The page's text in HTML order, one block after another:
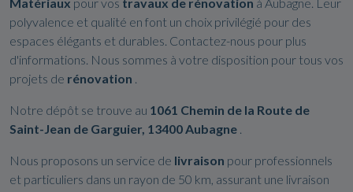
polyvalence et qualité en font un choix privilégié pour des
espaces élégants et durables. Contactez-nous pour plus
d'informations. Nous sommes à votre disposition pour tous vos
projets de rénovation .
Notre dépôt se trouve au 1061 Chemin de la Route de
Saint-Jean de Garguier, 13400 Aubagne .
Nous proposons un service de livraison pour professionnels
et particuliers dans un rayon de 50 km, assurant une livraison